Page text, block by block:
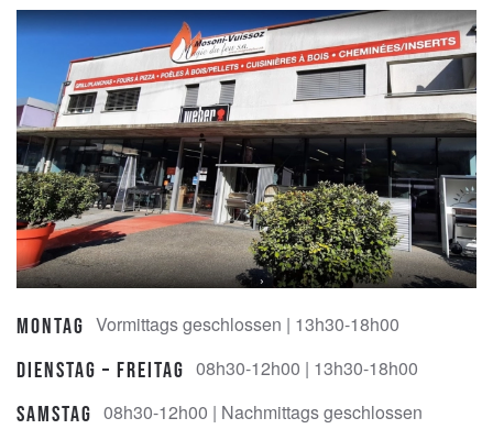
Montag Vormittags geschlossen | 13h30-18h00
Dienstag – Freitag 08h30-12h00 | 13h30-18h00
Samstag 08h30-12h00 | Nachmittags geschlossen